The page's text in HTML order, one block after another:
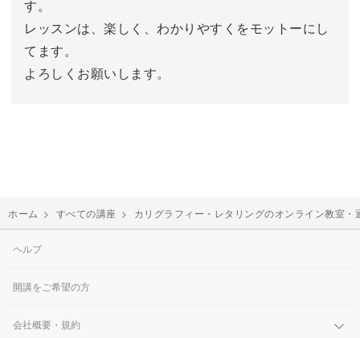
す。
レッスンは、楽しく、わかりやすくをモットーにし
てます。
よろしくお願いします。
ホーム > すべての講座 > カリグラフィー・レタリングのオンライン教室・
ヘルプ
開講をご希望の方
会社概要・規約